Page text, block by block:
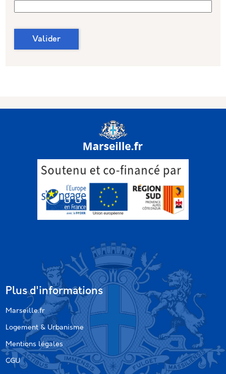
Valider
Plus d'informations
Marseille.fr
Logement & Urbanisme
Mentions légales
CGU